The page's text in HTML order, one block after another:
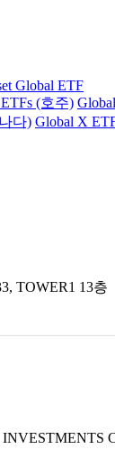
Global ETF
(호주)
다) Global X
TOWER1 13층